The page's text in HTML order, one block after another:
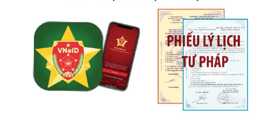
Tên: Quyết định công bố Danh mục thủ tục hành chính mới
ban hành, được sửa đổi, bổ sung, bị bãi bỏ và phê duyệt
Quy trình nội bộ, quy trình điện tử giải quyết thủ tục hành
chính trong một số lĩnh vực thuộc phạm vi chức năng quản
lý của Sở Văn hóa, Thể tha
Ngày ban hành: 01/06/2026